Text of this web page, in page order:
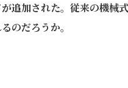
追加された。従来の機械
のだろうか。